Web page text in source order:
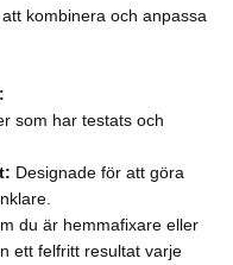
kombinera och anpassa
som har testats och
Designade för att göra
du är hemmafixare eller
ett felfritt resultat varje